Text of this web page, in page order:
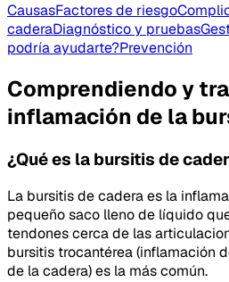
CausasFactores de riesgo
caderaDiagnóstico y pruebas
podría ayudarte?Prevención
Comprendiendo y
inflamación de la
¿Qué es la bursitis de
La bursitis de cadera es la
pequeño saco lleno de líquido
tendones cerca de las
bursitis trocantérea (inflamación
de la cadera) es la más común.